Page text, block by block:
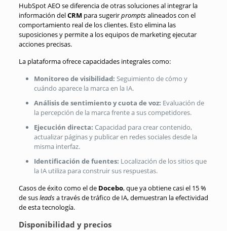
HubSpot AEO se diferencia de otras soluciones al integrar la
información delCRMpara sugerirpromptsalineados con el
comportamiento real de los clientes. Esto elimina las
suposiciones y permite a los equipos de marketing ejecutar
acciones precisas.
La plataforma ofrece capacidades integrales como:
Monitoreo de visibilidad: Seguimiento de cómo y
cuándo aparece la marca en la IA.
Análisis de sentimiento y cuota de voz: Evaluación de
la percepción de la marca frente a sus competidores.
Ejecución directa: Capacidad para crear contenido,
actualizar páginas y publicar en redes sociales desde la
misma interfaz.
Identificación de fuentes: Localización de los sitios que
la IA utiliza para construir sus respuestas.
Casos de éxito como el de Docebo, que ya obtiene casi el 15 %
de susleadsa través de tráfico de IA, demuestran la efectividad
de esta tecnología.
Disponibilidad y precios